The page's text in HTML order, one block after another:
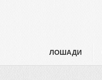
ЛОШАДИ